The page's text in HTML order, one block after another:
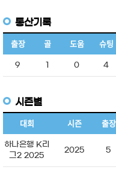
통산기록
출장 골 도움 슈팅
9 1 0 4
시즌별
대회 시즌 출장
하나은행 K리
그2 2025
2025 5